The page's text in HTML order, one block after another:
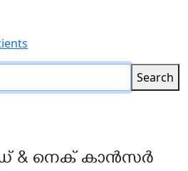
Search
& നെക് കാന്‍സര്‍